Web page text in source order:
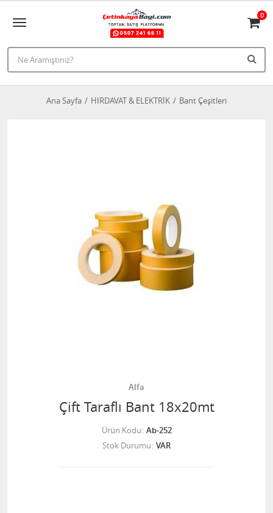
0
Ana Sayfa HIRDAVAT & ELEKTRİK Bant Çeşitleri
Alfa
Çift Taraflı Bant 18x20mt
Ürün Kodu Ab-252
Stok Durumu VAR